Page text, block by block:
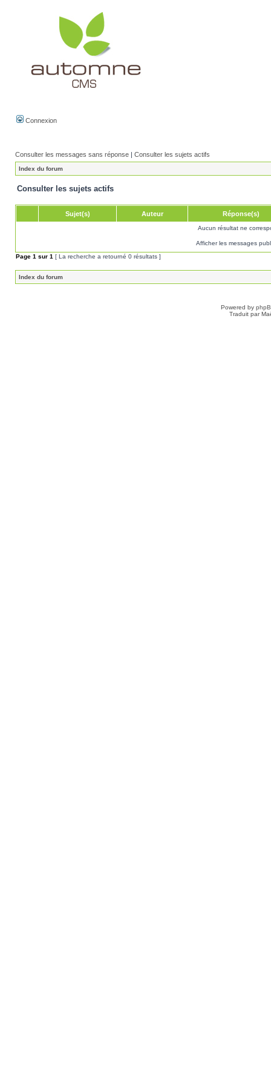
Connexion
Consulter les messages sans réponse | Consulter les sujets actifs
Index du forum
Consulter les sujets actifs
Sujet(s) Auteur Réponse(s)
Aucun résultat ne
Afficher les messages
Page 1 sur 1 [ La recherche a retourné 0 résultats ]
Index du forum
Powered by
Traduit par